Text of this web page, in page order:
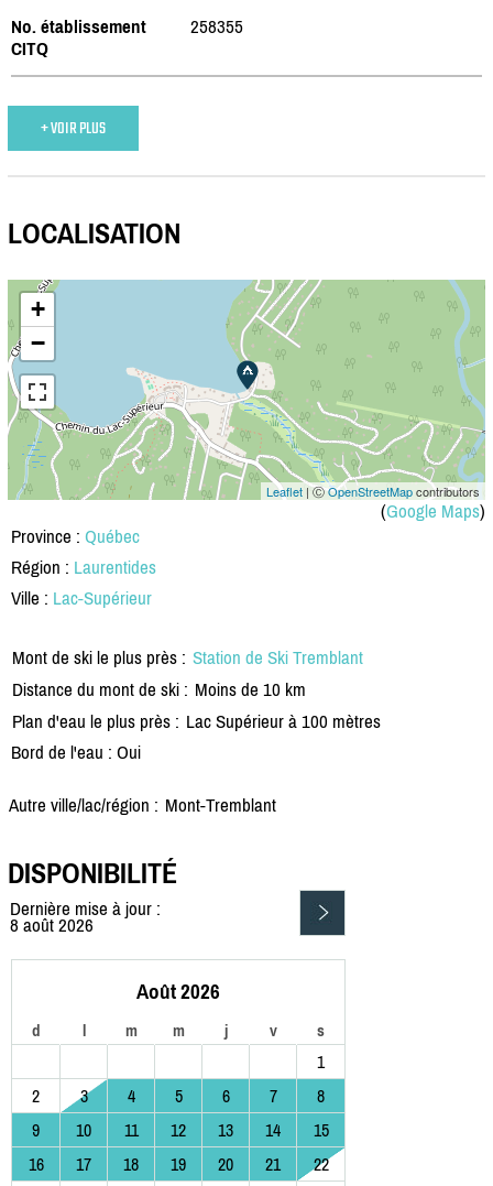
No. établissement
CITQ
258355
+ VOIR PLUS
LOCALISATION
+
−
Leaflet | ⒸOpenStreetMapcontributors
(Google Maps)
Province : Québec
Région : Laurentides
Ville : Lac-Supérieur
Mont de ski le plus près : Station de Ski Tremblant
Distance du mont de ski : Moins de 10 km
Plan d'eau le plus près : Lac Supérieur à 100 mètres
Bord de l'eau : Oui
Autre ville/lac/région : Mont-Tremblant
DISPONIBILITÉ
Dernière mise à jour :
8 août 2026
Août 2026
d l m m j v s
1
2
3 4 5 6 7
8
9
10 11 12 13 14
15
16
17 18 19 20 21
22